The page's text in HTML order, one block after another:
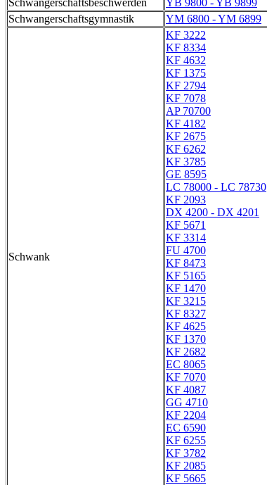
Schwangerschaftsbeschwerden
YB 9800 - YB 9899
Schwangerschaftsgymnastik
YM 6800 - YM 6899
Schwank
KF 3222
KF 8334
KF 4632
KF 1375
KF 2794
KF 7078
AP 70700
KF 4182
KF 2675
KF 6262
KF 3785
GE 8595
LC 78000 - LC 78730
KF 2093
DX 4200 - DX 4201
KF 5671
KF 3314
FU 4700
KF 8473
KF 5165
KF 1470
KF 3215
KF 8327
KF 4625
KF 1370
KF 2682
EC 8065
KF 7070
KF 4087
GG 4710
KF 2204
EC 6590
KF 6255
KF 3782
KF 2085
KF 5665